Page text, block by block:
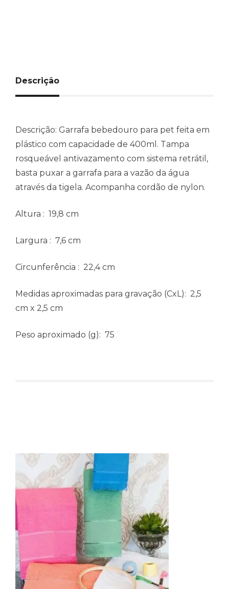
Descrição
Descrição: Garrafa bebedouro para pet feita em
plástico com capacidade de 400ml. Tampa
rosqueável antivazamento com sistema retrátil,
basta puxar a garrafa para a vazão da água
através da tigela. Acompanha cordão de nylon.
Altura : 19,8 cm
Largura : 7,6 cm
Circunferência : 22,4 cm
Medidas aproximadas para gravação (CxL): 2,5
cm x 2,5 cm
Peso aproximado (g): 75